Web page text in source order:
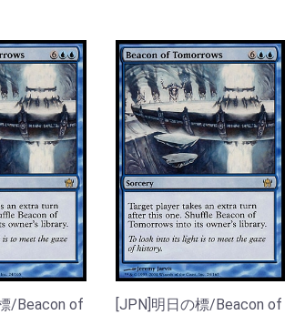
/Beacon of
[JPN]明日の標/Beacon of